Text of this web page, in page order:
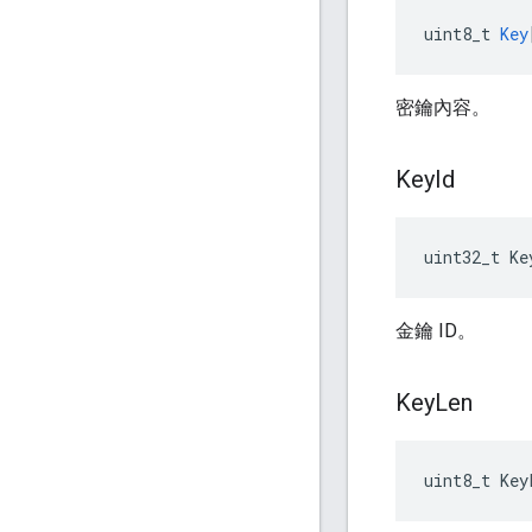
uint8_t Key
密鑰內容。
KeyId
uint32_t
金鑰 ID。
KeyLen
uint8_t